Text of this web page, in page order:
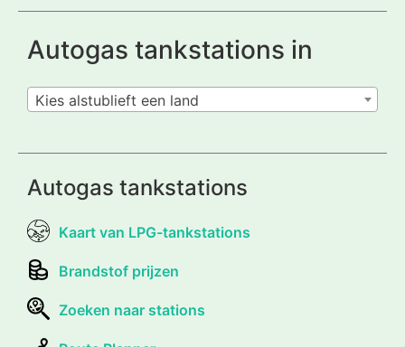
Autogas tankstations in
Kies alstublieft een land
Autogas tankstations
Kaart van LPG-tankstations
Brandstof prijzen
Zoeken naar stations